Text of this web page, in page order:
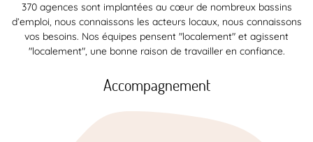
370 agences sont implantées au cœur de nombreux bassins
d’emploi, nous connaissons les acteurs locaux, nous connaissons
vos besoins. Nos équipes pensent "localement" et agissent
"localement", une bonne raison de travailler en confiance.
Accompagnement